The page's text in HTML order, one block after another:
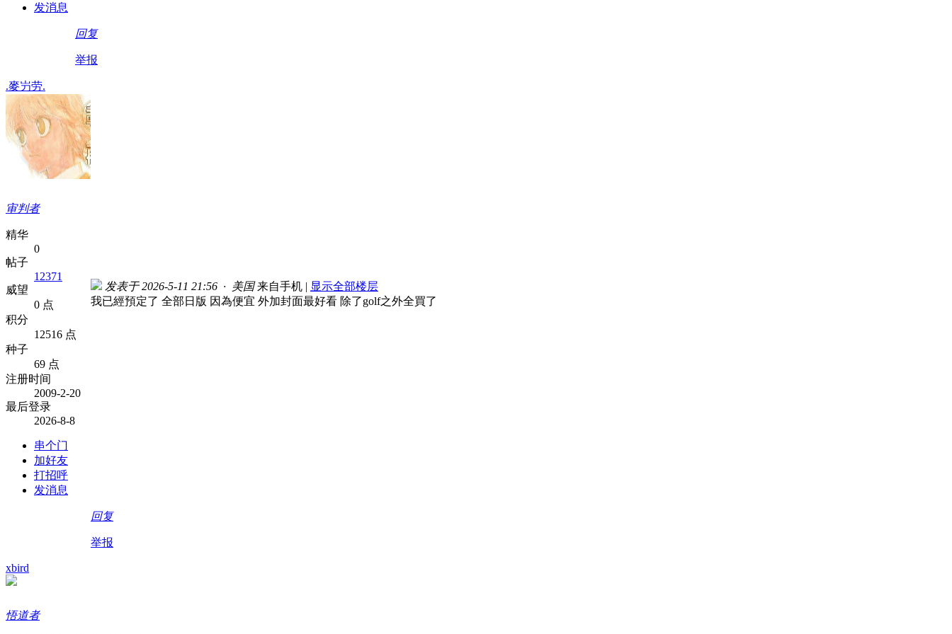
发消息
回复
举报
.麥屶劳.
审判者
精华
0
帖子
12371
威望
0 点
积分
12516 点
种子
69 点
注册时间
2009-2-20
最后登录
2026-8-8
串个门
加好友
打招呼
发消息
发表于 2026-5-11 21:56 · 美国 来自手机 | 显示全部楼层
我已經預定了 全部日版 因為便宜 外加封面最好看 除了golf之外全買了
回复
举报
xbird
悟道者